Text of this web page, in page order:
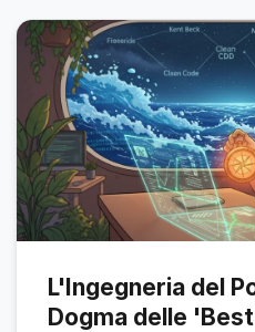
L'Ingegneria del
Dogma delle